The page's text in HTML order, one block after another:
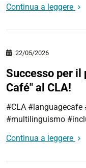
Continua a leggere
22/05/2026
Successo per il
Café" al CLA!
#CLA #languagecafe
#multilinguismo
Continua a leggere